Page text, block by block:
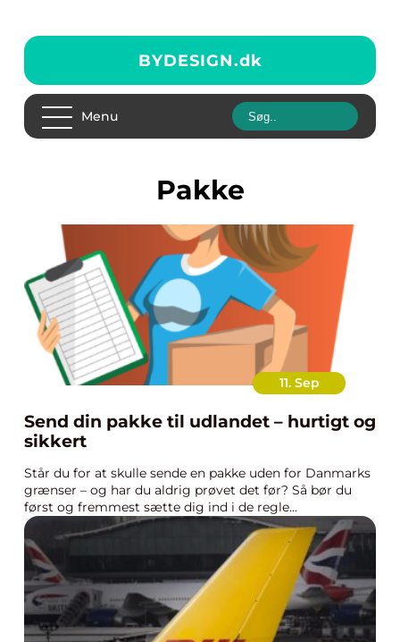
BYDESIGN.dk
Menu
pakke
11. Sep
Send din pakke til udlandet – hurtigt og
sikkert
Står du for at skulle sende en pakke uden for Danmarks
grænser – og har du aldrig prøvet det før? Så bør du
først og fremmest sætte dig ind i de regle...